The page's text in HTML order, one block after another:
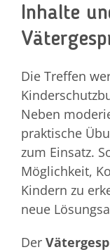
Inhalte
Die Treffen
Neben
praktische
zum Einsatz.
Möglichkeit,
Kindern zu
neue
Der